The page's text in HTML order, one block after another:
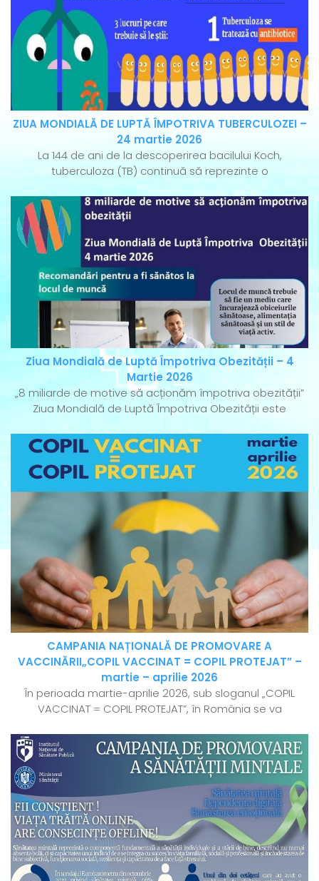
ZIUA MONDIALĂ DE LUPTĂ ÎMPOTRIVA TUBERCULOZEI –
24 martie 2026
La 144 de ani de la descoperirea bacilului Koch,
tuberculoza (TB) continuă să reprezinte o
Ziua Mondială de Luptă Împotriva Obezității – 4
Martie 2026
„8 miliarde de motive să acționăm împotriva obezității”
Ziua Mondială de Luptă Împotriva Obezității este
CAMPANIA NAȚIONALĂ DE PROMOVARE A
VACCINĂRII„COPIL VACCINAT = COPIL PROTEJAT” –
martie – aprilie 2026
În perioada martie-aprilie 2026, sub sloganul „COPIL
VACCINAT = COPIL PROTEJAT”, în România se va